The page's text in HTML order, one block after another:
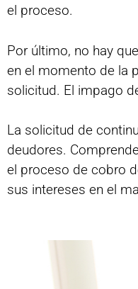
el proceso.
Por último, no hay
en el momento de la
solicitud. El impago
La solicitud de
deudores.
el proceso de cobro
sus intereses en el